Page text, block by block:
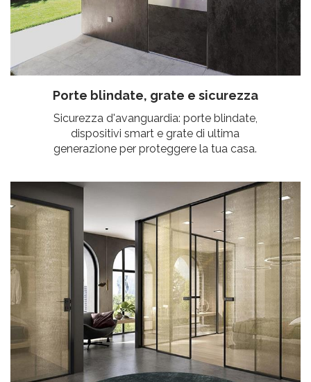
Porte blindate, grate e sicurezza
Sicurezza d'avanguardia: porte blindate,
dispositivi smart e grate di ultima
generazione per proteggere la tua casa.